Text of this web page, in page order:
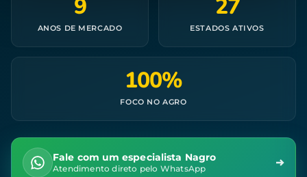
9
ANOS DE MERCADO
27
ESTADOS ATIVOS
100%
FOCO NO AGRO
Fale com um especialista Nagro
Atendimento direto pelo WhatsApp